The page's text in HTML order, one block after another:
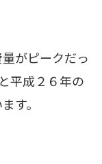
がピークだっ
平成２６年の
す。